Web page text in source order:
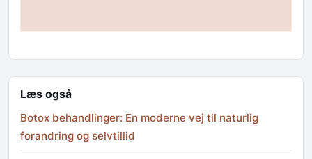
Læs også
Botox behandlinger: En moderne vej til naturlig
forandring og selvtillid